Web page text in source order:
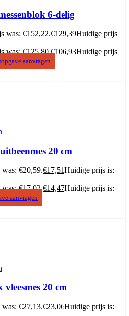
6-delig
was: €152,22.€129,39Huidige prijs
was: €125,80.€106,93Huidige prijs
aanvragen
20 cm
€20,59.€17,51Huidige prijs is:
€17,02.€14,47Huidige prijs is:
aanvragen
vleesmes 20 cm
€27,13.€23,06Huidige prijs is: